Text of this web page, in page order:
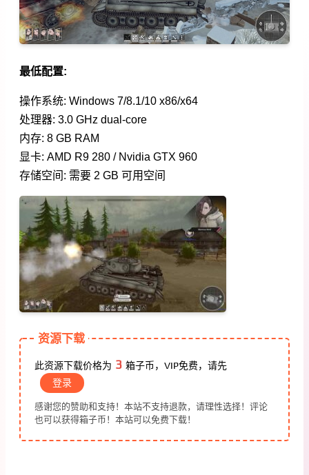
最低配置:
操作系统: Windows 7/8.1/10 x86/x64
处理器: 3.0 GHz dual-core
内存: 8 GB RAM
显卡: AMD R9 280 / Nvidia GTX 960
存储空间: 需要 2 GB 可用空间
资源下载
此资源下载价格为 3 箱子币，VIP免费，请先
登录
感谢您的赞助和支持！本站不支持退款，请理性选择！评论
也可以获得箱子币！本站可以免费下载！